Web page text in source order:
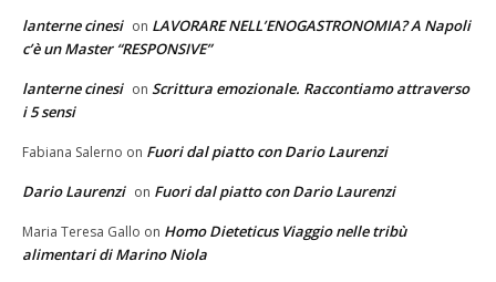
lanterne cinesi on LAVORARE NELL’ENOGASTRONOMIA? A Napoli
c’è un Master “RESPONSIVE”
lanterne cinesi on Scrittura emozionale. Raccontiamo attraverso
i 5 sensi
Fabiana Salerno on Fuori dal piatto con Dario Laurenzi
Dario Laurenzi on Fuori dal piatto con Dario Laurenzi
Maria Teresa Gallo on Homo Dieteticus Viaggio nelle tribù
alimentari di Marino Niola